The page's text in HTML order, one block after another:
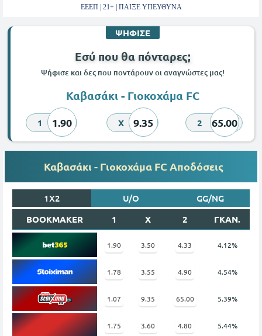
ΕΕΕΠ | 21+ | ΠΑΙΞΕ ΥΠΕΥΘΥΝΑ
ΨΗΦΙΣΕ
Εσύ που θα πόνταρες;
Ψήφισε και δες που ποντάρουν οι αναγνώστες μας!
Καβασάκι - Γιοκοχάμα FC
1 1.90 X 9.35 2 65.00
Καβασάκι - Γιοκοχάμα FC Αποδόσεις
1X2 U/O
GG/NG
BOOKMAKER
1 X 2 ΓΚΑΝ.
1.90 3.50 4.33 4.12%
1.78 3.55 4.90 4.54%
1.07 9.35 65.00 5.39%
1.75 3.60 4.80 5.44%